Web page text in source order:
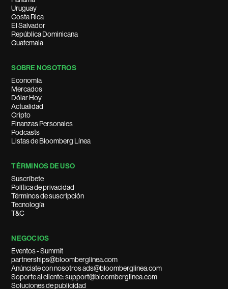
Uruguay
Costa Rica
El Salvador
República Dominicana
Guatemala
SOBRE NOSOTROS
Economía
Mercados
Dólar Hoy
Actualidad
Cripto
Finanzas Personales
Podcasts
Listas de Bloomberg Línea
TÉRMINOS DE USO
Suscríbete
Política de privacidad
Términos de suscripción
Tecnología
T&C
NEGOCIOS
Eventos - Summit
partnerships@bloomberglinea.com
Anúnciate con nosotros ads@bloomberglinea.com
Soporte al cliente: support@bloomberglinea.com
Soluciones de publicidad